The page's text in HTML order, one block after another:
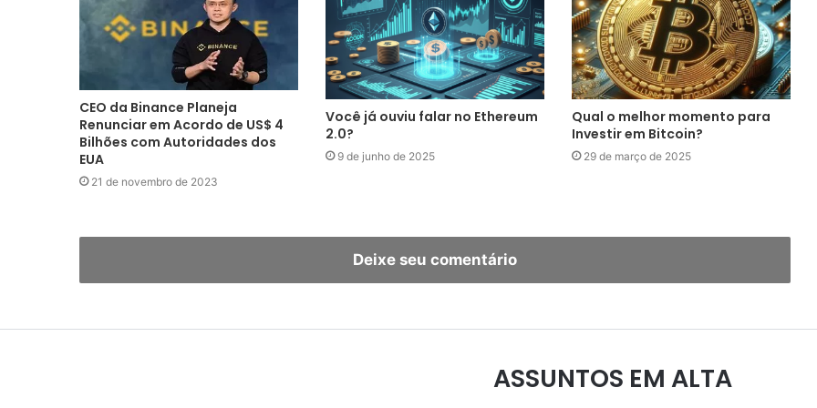
CEO da Binance Planeja
Renunciar em Acordo de US$ 4
Bilhões com Autoridades dos
EUA
21 de novembro de 2023
Você já ouviu falar no Ethereum
2.0?
9 de junho de 2025
Qual o melhor momento para
Investir em Bitcoin?
29 de março de 2025
Deixe seu comentário
ASSUNTOS EM ALTA